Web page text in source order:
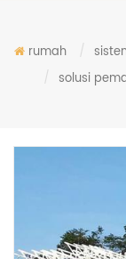
rumah /
/ solusi